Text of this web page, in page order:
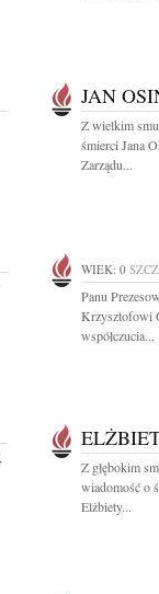
JAN
Z wielkim
śmierci Jana
Zarządu...
WIEK: 0
Panu
Krzysztofowi
współczucia...
Z głębokim
wiadomość o
Elżbiety...